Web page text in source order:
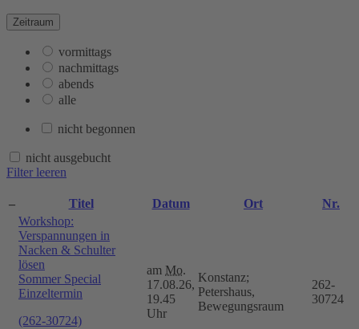
Zeitraum
vormittags
nachmittags
abends
alle
nicht begonnen
nicht ausgebucht
Filter leeren
– Titel Datum Ort
Nr.
Workshop:
Verspannungen in
Nacken & Schulter
lösen
Sommer Special
Einzeltermin
(262-30724)
am Mo.
17.08.26,
19.45
Uhr
Konstanz;
Petershaus,
Bewegungsraum
262-
30724